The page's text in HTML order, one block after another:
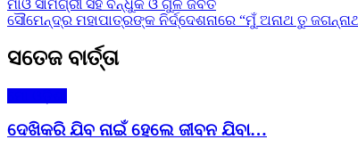
Post
navigation
ମାଓ ସାମଗ୍ରୀ ସହ ବନ୍ଧୁକ ଓ ଗୁଳି ଜବତ
ସୌମେନ୍ଦ୍ର ମହାପାତ୍ରଙ୍କ ନିର୍ଦ୍ଦେଶନାରେ “ମୁଁ ଅନାଥ ତୁ
ସତେଜ ବାର୍ତ୍ତା
ଦେଖିକରି ଯିବ ନାଇଁ ହେଲେ ଜୀବନ ଯିବା…